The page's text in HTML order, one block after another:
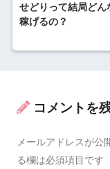
せどりって結局どん
稼げるの？
コメントを
メールアドレスが公
る欄は必須項目です